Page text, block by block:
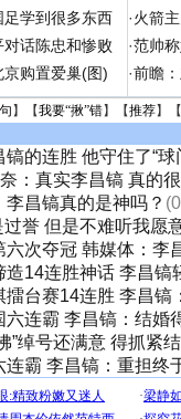
学到很多东西
话陈忠和惨败
购置爱巢(图)
·火箭
·范帅
·前瞻
】【我要“揪”错】【推荐】
的连胜 他守住了“球
：真实李昌镐 真的
李昌镐真的是神吗？
过誉 但是不难听我愿
六次夺冠 韩媒体：李
造14连胜神话 李昌镐
擂台赛14连胜 李昌镐
六连霸 李昌镐：结婚
”绰号还满意 得抓紧
连霸 李昌镐：重担终